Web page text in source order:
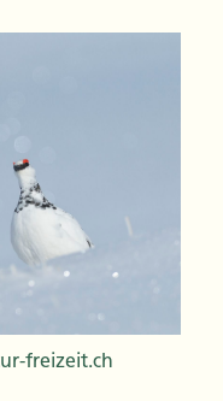
freizeit.ch